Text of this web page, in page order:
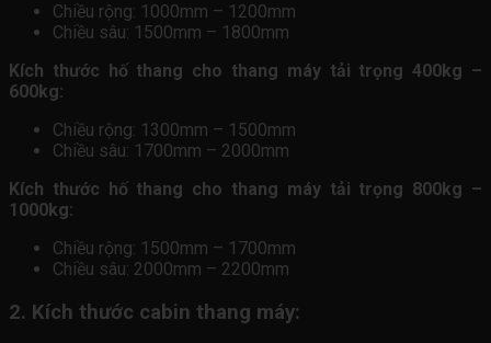
Chiều rộng: 1000mm – 1200mm
Chiều sâu: 1500mm – 1800mm
Kích thước hố thang cho thang máy tải trọng 400kg –
600kg:
Chiều rộng: 1300mm – 1500mm
Chiều sâu: 1700mm – 2000mm
Kích thước hố thang cho thang máy tải trọng 800kg –
1000kg:
Chiều rộng: 1500mm – 1700mm
Chiều sâu: 2000mm – 2200mm
2. Kích thước cabin thang máy: